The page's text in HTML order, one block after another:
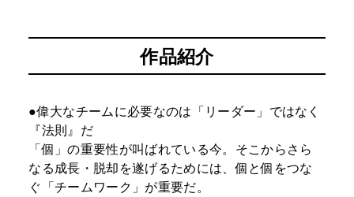
作品紹介
●偉大なチームに必要なのは「リーダー」ではなく
『法則』だ
「個」の重要性が叫ばれている今。そこからさら
なる成長・脱却を遂げるためには、個と個をつな
ぐ「チームワーク」が重要だ。